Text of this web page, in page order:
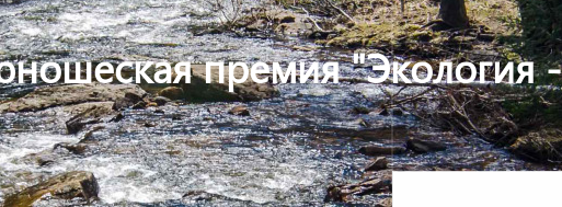
премия "Экология -